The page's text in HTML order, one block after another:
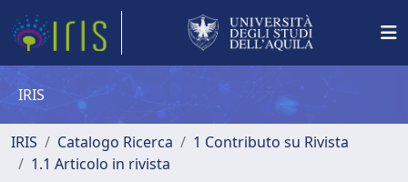
IRIS
IRIS Catalogo Ricerca
1 Contributo su Rivista
1.1 Articolo in rivista